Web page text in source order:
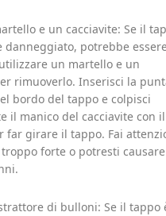
e un cacciavite: Se il
danneggiato, potrebbe
un martello e un
rimuoverlo. Inserisci la
bordo del tappo e colpisci
il manico del cacciavite con il
far girare il tappo. Fai
forte o potresti causare
di bulloni: Se il tappo